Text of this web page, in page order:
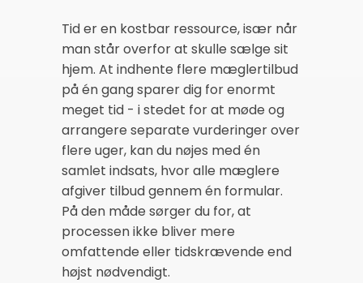
Tid er en kostbar ressource, især når
man står overfor at skulle sælge sit
hjem. At indhente flere mæglertilbud
på én gang sparer dig for enormt
meget tid - i stedet for at møde og
arrangere separate vurderinger over
flere uger, kan du nøjes med én
samlet indsats, hvor alle mæglere
afgiver tilbud gennem én formular.
På den måde sørger du for, at
processen ikke bliver mere
omfattende eller tidskrævende end
højst nødvendigt.